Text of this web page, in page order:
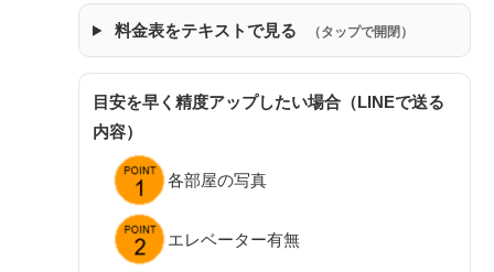
料金表をテキストで見る （タップで開閉）
目安を早く精度アップしたい場合（LINEで送る
内容）
各部屋の写真
エレベーター有無